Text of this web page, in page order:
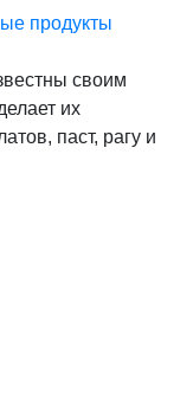
продукты
своим
их
паст, рагу и